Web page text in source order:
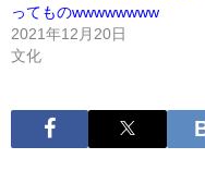
ってものwwwwwwww
2021年12月20日
文化